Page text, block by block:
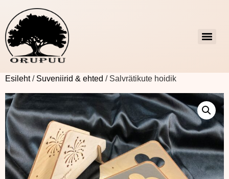
Esileht/ Suveniirid & ehted / Salvrätikute hoidik